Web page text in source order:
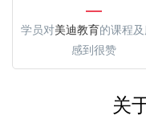
学员对美迪教育的课程
感到很赞
关